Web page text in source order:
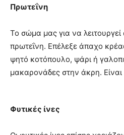
Πρωτεΐνη
Το σώμα μας για να λειτουργεί
πρωτεΐνη. Επέλεξε άπαχο
ψητό κοτόπουλο, ψάρι ή
μακαρονάδες στην άκρη. Είναι
Φυτικές ίνες